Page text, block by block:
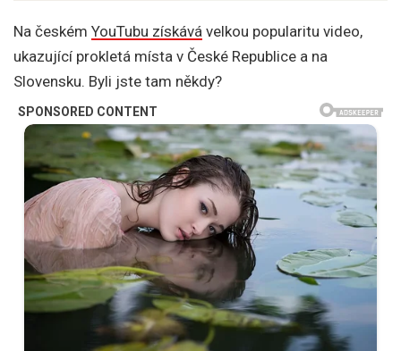
Na českém YouTubu získává velkou popularitu video,
ukazující prokletá místa v České Republice a na
Slovensku. Byli jste tam někdy?